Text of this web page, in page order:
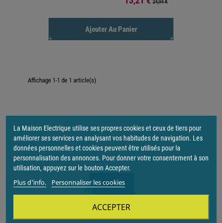
24,94 €
Ajouter Au Panier
Affichage 1-1 de 1 article(s)
La Maison Electrique utilise ses propres cookies et ceux de tiers pour
améliorer ses services en analysant vos habitudes de navigation. Les
données personnelles et cookies peuvent être utilisés pour la
personnalisation des annonces. Pour donner votre consentement à son
utilisation, appuyez sur le bouton Accepter.
Plus d'info. Personnaliser les cookies
ACCEPTER